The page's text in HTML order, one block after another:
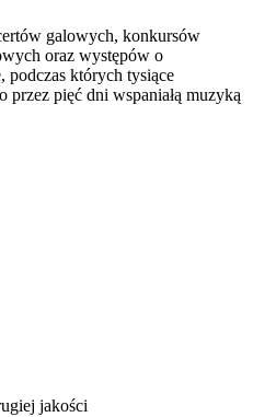
galowych, konkursów
oraz występów o
podczas których tysiące
przez pięć dni wspaniałą muzyką
jakości